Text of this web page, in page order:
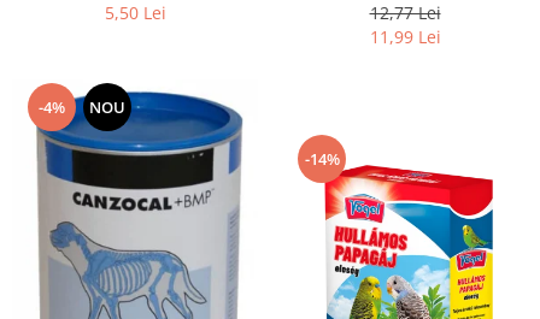
5,50 Lei
12,77 Lei
11,99 Lei
-4% NOU
-14%